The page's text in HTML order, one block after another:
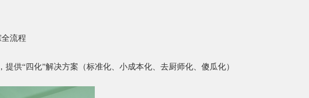
流程
供“四化”解决方案（标准化、小成本化、去厨师化、傻瓜化）